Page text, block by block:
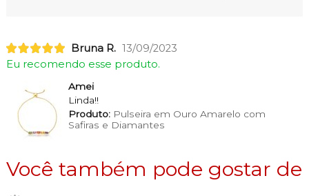
Bruna R. 13/09/2023
Eu recomendo esse produto.
Amei
Linda!!
Produto:Pulseira em Ouro Amarelo com
Safiras e Diamantes
Você também pode gostar de